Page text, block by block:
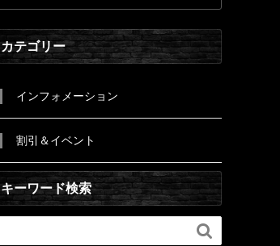
カテゴリー
インフォメーション
割引＆イベント
キーワード検索
